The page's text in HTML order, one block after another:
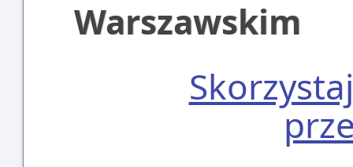
Warszawskim